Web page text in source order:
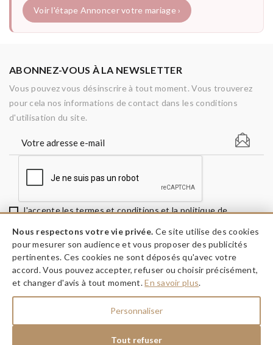
Voir l'étape Annoncer votre mariage ›
ABONNEZ-VOUS À LA NEWSLETTER
Vous pouvez vous désinscrire à tout moment. Vous trouverez
pour cela nos informations de contact dans les conditions
d'utilisation du site.
J'accepte les termes et conditions et la politique de
INFORMATIONS keyboard_arrow_down
A PROPOS keyboard_arrow_down
Nous respectons votre vie privée. Ce site utilise des cookies
pour mesurer son audience et vous proposer des publicités
pertinentes. Ces cookies ne sont déposés qu'avec votre
accord. Vous pouvez accepter, refuser ou choisir précisément,
et changer d'avis à tout moment.En savoir plus.
Personnaliser
Tout refuser